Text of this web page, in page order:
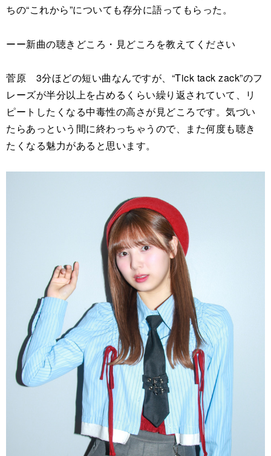
ちの“これから”についても存分に語ってもらった。
ーー新曲の聴きどころ・見どころを教えてください
菅原 3分ほどの短い曲なんですが、“Tick tack zack”のフ
レーズが半分以上を占めるくらい繰り返されていて、リ
ピートしたくなる中毒性の高さが見どころです。気づい
たらあっという間に終わっちゃうので、また何度も聴き
たくなる魅力があると思います。